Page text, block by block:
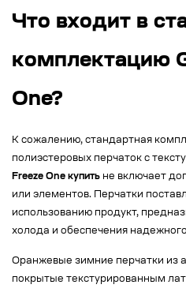
Что входит в
комплектацию
One?
К сожалению, стандартная
полиэстеровых перчаток с
Freeze One купить не включает
или элементов. Перчатки
использованию продукт,
холода и обеспечения
Оранжевые зимние перчатки из
покрытые текстурированным